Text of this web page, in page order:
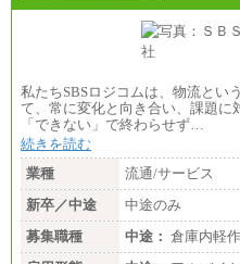
私たちSBSロジコムは、物流とい
て、常に変化と向き合い、課題に
「できない」で終わらせず…
続きを読む
業種
流通/サービス
新卒／中途
中途のみ
募集職種
中途： 倉庫内軽